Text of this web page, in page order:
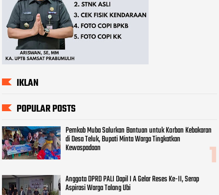
IKLAN
POPULAR POSTS
Pemkab Muba Salurkan Bantuan untuk Korban Kebakaran
di Desa Teluk, Bupati Minta Warga Tingkatkan
Kewaspadaan
Anggota DPRD PALI Dapil I A Gelar Reses Ke-II, Serap
Aspirasi Warga Talang Ubi